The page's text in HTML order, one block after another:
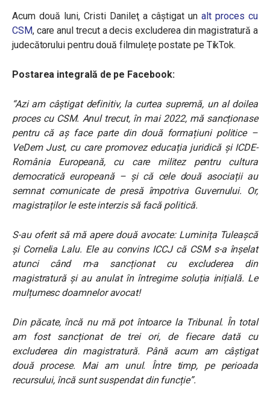
Acum două luni, Cristi Danileţ a câştigat unalt proces cu
CSM, care anul trecut a decis excluderea din magistratură a
judecătorului pentru două filmulețe postate pe TikTok.
Postarea integrală de pe Facebook:
“Azi am câștigat definitiv, la curtea supremă, un al doilea
proces cu CSM. Anul trecut, în mai 2022, mă sancționase
pentru că aș face parte din două formațiuni politice –
VeDem Just, cu care promovez educația juridică și ICDE-
România Europeană, cu care militez pentru cultura
democratică europeană – și că cele două asociații au
semnat comunicate de presă împotriva Guvernului. Or,
magistraților le este interzis să facă politică.
S-au oferit să mă apere două avocate: Luminița Tuleașcă
și Cornelia Lalu. Ele au convins ICCJ că CSM s-a înșelat
atunci când m-a sancționat cu excluderea din
magistratură și au anulat în întregime soluția inițială. Le
mulțumesc doamnelor avocat!
Din păcate, încă nu mă pot întoarce la Tribunal. În total
am fost sancționat de trei ori, de fiecare dată cu
excluderea din magistratură. Până acum am câștigat
două procese. Mai am unul. Între timp, pe perioada
recursului, încă sunt suspendat din funcție”.